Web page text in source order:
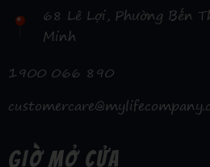
68 Lê Lợi, Phường Bến
Minh
1900 066 890
GIỜ MỞ CỬA